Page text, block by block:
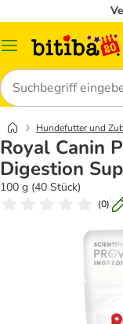
Menü
Suchen
Hundefutter und
Royal Canin
Digestion
100 g (40 Stück)
(0)